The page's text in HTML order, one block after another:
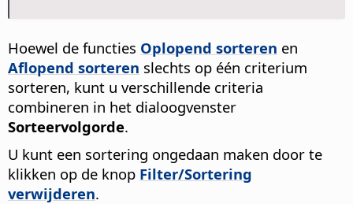
Hoewel de functies Oplopend sorteren en
Aflopend sorteren slechts op één criterium
sorteren, kunt u verschillende criteria
combineren in het dialoogvenster
Sorteervolgorde.
U kunt een sortering ongedaan maken door te
klikken op de knop Filter/Sortering
verwijderen.